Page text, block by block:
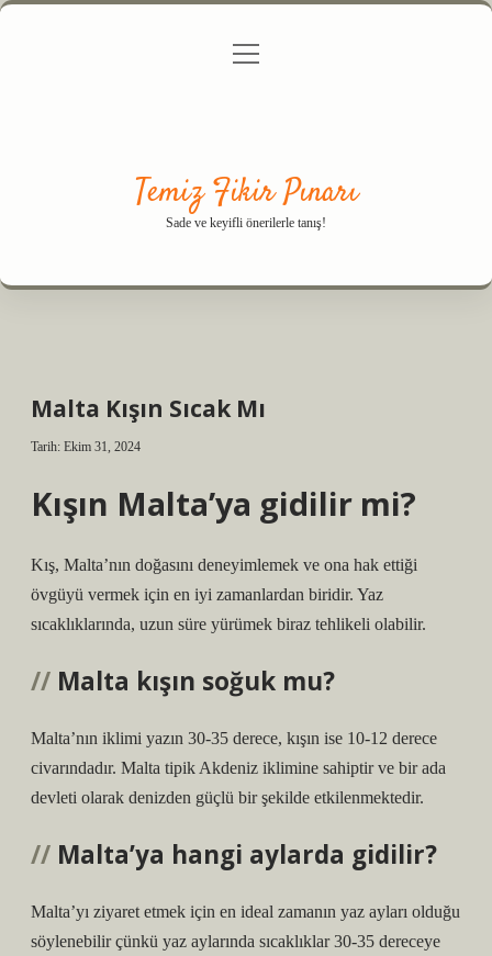
Gizlilik Politikası
menüyü
Temiz Fikir Pınarı
Sade ve keyifli önerilerle tanış!
Malta Kışın Sıcak Mı
Tarih: Ekim 31, 2024
Kışın Malta’ya gidilir mi?
Kış, Malta’nın doğasını deneyimlemek ve ona hak ettiği
övgüyü vermek için en iyi zamanlardan biridir. Yaz
sıcaklıklarında, uzun süre yürümek biraz tehlikeli olabilir.
Malta kışın soğuk mu?
Malta’nın iklimi yazın 30-35 derece, kışın ise 10-12 derece
civarındadır. Malta tipik Akdeniz iklimine sahiptir ve bir ada
devleti olarak denizden güçlü bir şekilde etkilenmektedir.
Malta’ya hangi aylarda gidilir?
Malta’yı ziyaret etmek için en ideal zamanın yaz ayları olduğu
söylenebilir çünkü yaz aylarında sıcaklıklar 30-35 dereceye